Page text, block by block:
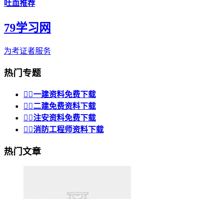
吐血推荐
79学习网
为考证者服务
热门专题
 一建资料免费下载
 二建免费资料下载
 注安资料免费下载
 消防工程师资料下载
热门文章